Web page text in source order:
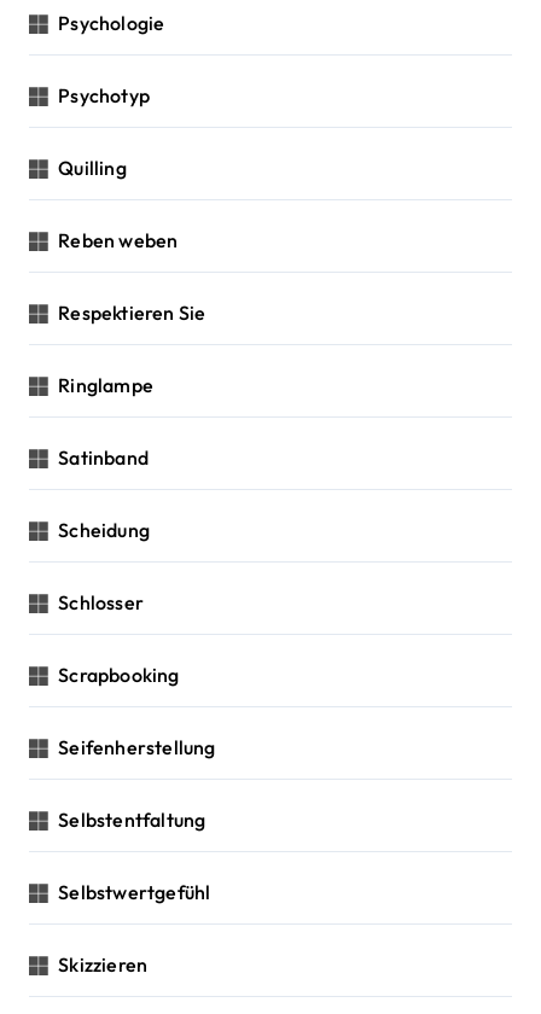
Psychologie
Psychotyp
Quilling
Reben weben
Respektieren Sie
Ringlampe
Satinband
Scheidung
Schlosser
Scrapbooking
Seifenherstellung
Selbstentfaltung
Selbstwertgefühl
Skizzieren